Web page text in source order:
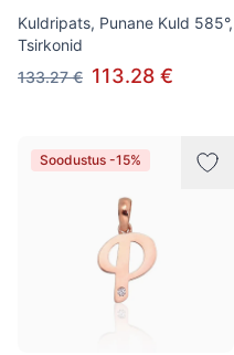
Kuldripats, Punane Kuld 585°,
Tsirkonid
133.27 € 113.28 €
Soodustus -15%